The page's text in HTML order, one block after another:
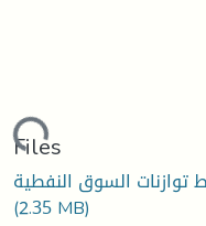
Files
(2.35 MB)